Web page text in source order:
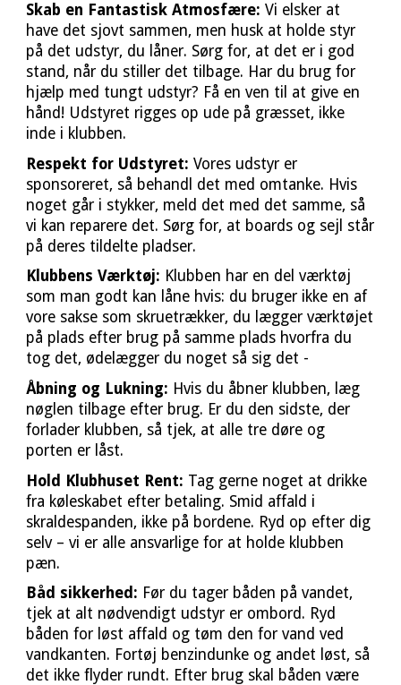
Skab en Fantastisk Atmosfære: Vi elsker at
have det sjovt sammen, men husk at holde styr
på det udstyr, du låner. Sørg for, at det er i god
stand, når du stiller det tilbage. Har du brug for
hjælp med tungt udstyr? Få en ven til at give en
hånd! Udstyret rigges op ude på græsset, ikke
inde i klubben.
Respekt for Udstyret: Vores udstyr er
sponsoreret, så behandl det med omtanke. Hvis
noget går i stykker, meld det med det samme, så
vi kan reparere det. Sørg for, at boards og sejl står
på deres tildelte pladser.
Klubbens Værktøj: Klubben har en del værktøj
som man godt kan låne hvis: du bruger ikke en af
vore sakse som skruetrækker, du lægger værktøjet
på plads efter brug på samme plads hvorfra du
tog det, ødelægger du noget så sig det -
Åbning og Lukning: Hvis du åbner klubben, læg
nøglen tilbage efter brug. Er du den sidste, der
forlader klubben, så tjek, at alle tre døre og
porten er låst.
Hold Klubhuset Rent: Tag gerne noget at drikke
fra køleskabet efter betaling. Smid affald i
skraldespanden, ikke på bordene. Ryd op efter dig
selv – vi er alle ansvarlige for at holde klubben
pæn.
Båd sikkerhed: Før du tager båden på vandet,
tjek at alt nødvendigt udstyr er ombord. Ryd
båden for løst affald og tøm den for vand ved
vandkanten. Fortøj benzindunke og andet løst, så
det ikke flyder rundt. Efter brug skal båden være